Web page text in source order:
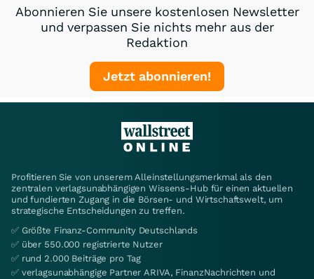
Abonnieren Sie unsere kostenlosen Newsletter
und verpassen Sie nichts mehr aus der
Redaktion
Jetzt abonnieren!
Profitieren Sie von unserem Alleinstellungsmerkmal als den
zentralen verlagsunabhängigen Wissens-Hub für einen aktuellen
und fundierten Zugang in die Börsen- und Wirtschaftswelt, um
strategische Entscheidungen zu treffen.
✅ Größte Finanz-Community Deutschlands
✅ über 550.000 registrierte Nutzer
✅ rund 2.000 Beiträge pro Tag
✅ verlagsunabhängige Partner ARIVA, FinanzNachrichten und